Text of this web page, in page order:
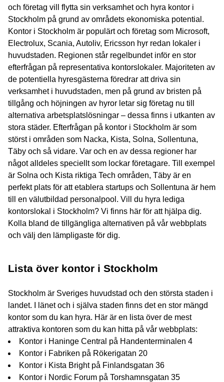
och företag vill flytta sin verksamhet och hyra kontor i
Stockholm på grund av områdets ekonomiska potential.
Kontor i Stockholm är populärt och företag som Microsoft,
Electrolux, Scania, Autoliv, Ericsson hyr redan lokaler i
huvudstaden. Regionen står regelbundet inför en stor
efterfrågan på representativa kontorslokaler. Majoriteten av
de potentiella hyresgästerna föredrar att driva sin
verksamhet i huvudstaden, men på grund av bristen på
tillgång och höjningen av hyror letar sig företag nu till
alternativa arbetsplatslösningar – dessa finns i utkanten av
stora städer. Efterfrågan på kontor i Stockholm är som
störst i områden som Nacka, Kista, Solna, Sollentuna,
Täby och så vidare. Var och en av dessa regioner har
något alldeles speciellt som lockar företagare. Till exempel
är Solna och Kista riktiga Tech områden, Täby är en
perfekt plats för att etablera startups och Sollentuna är hem
till en välutbildad personalpool. Vill du hyra lediga
kontorslokal i Stockholm? Vi finns här för att hjälpa dig.
Kolla bland de tillgängliga alternativen på vår webbplats
och välj den lämpligaste för dig.
Lista över kontor i Stockholm
Stockholm är Sveriges huvudstad och den största staden i
landet. I länet och i själva staden finns det en stor mängd
kontor som du kan hyra. Här är en lista över de mest
attraktiva kontoren som du kan hitta på vår webbplats:
Kontor i Haninge Central på Handenterminalen 4
Kontor i Fabriken på Rökerigatan 20
Kontor i Kista Bright på Finlandsgatan 36
Kontor i Nordic Forum på Torshamnsgatan 35